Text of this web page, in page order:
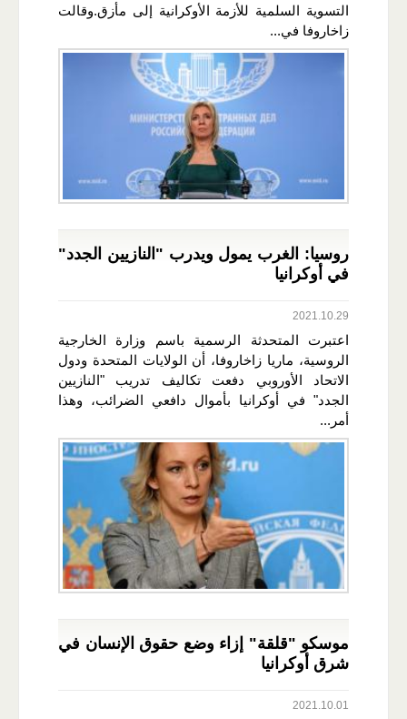
التسوية السلمية للأزمة الأوكرانية إلى مأزق.وقالت
زاخاروفا في...
روسيا: الغرب يمول ويدرب "النازيين الجدد"
في أوكرانيا
2021.10.29
اعتبرت المتحدثة الرسمية باسم وزارة الخارجية
الروسية، ماريا زاخاروفا، أن الولايات المتحدة ودول
الاتحاد الأوروبي دفعت تكاليف تدريب "النازيين
الجدد" في أوكرانيا بأموال دافعي الضرائب، وهذا
أمر...
موسكو "قلقة" إزاء وضع حقوق الإنسان في
شرق أوكرانيا
2021.10.01